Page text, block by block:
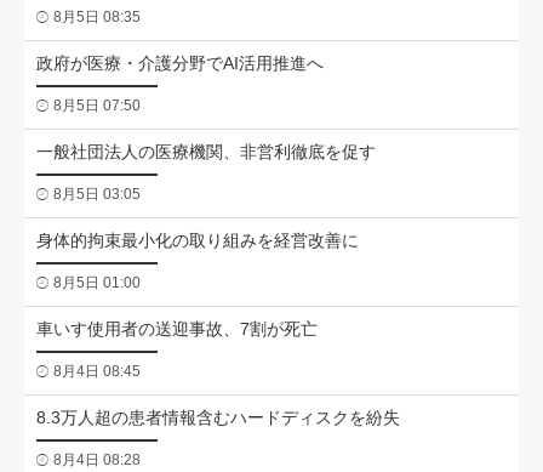
8月5日 08:35
政府が医療・介護分野でAI活用推進へ
8月5日 07:50
一般社団法人の医療機関、非営利徹底を促す
8月5日 03:05
身体的拘束最小化の取り組みを経営改善に
8月5日 01:00
車いす使用者の送迎事故、7割が死亡
8月4日 08:45
8.3万人超の患者情報含むハードディスクを紛失
8月4日 08:28